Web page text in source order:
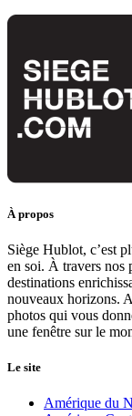
À propos
Siège Hublot, c’est
en soi. À travers nos
destinations
nouveaux horizons.
photos qui vous
une fenêtre sur le
Le site
Amérique du